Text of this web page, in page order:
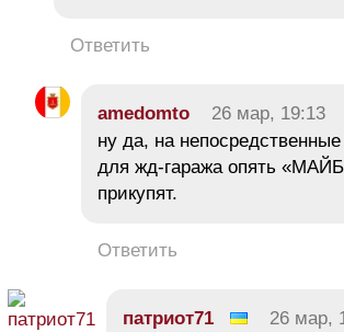
Ответить
amedomto 26 мар, 19:13
ну да, на
для жд-гаража опять
прикупят.
Ответить
патриот71 26 мар,